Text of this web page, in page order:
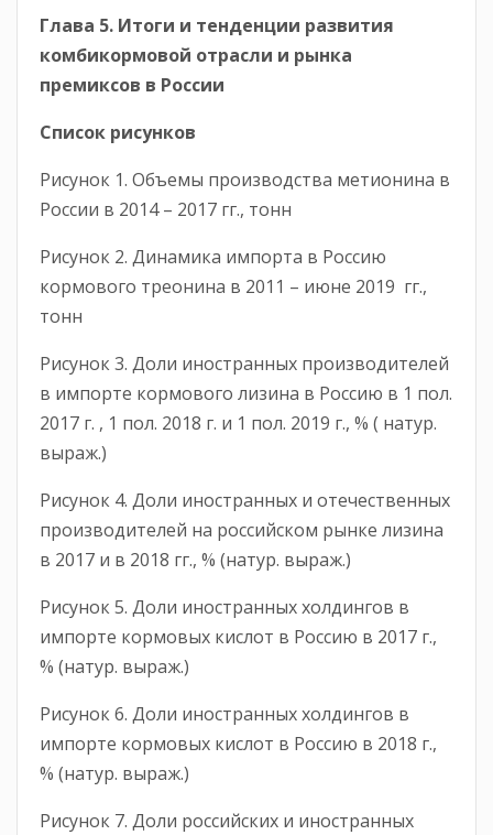
Глава 5. Итоги и тенденции развития
комбикормовой отрасли и рынка
премиксов в России
Список рисунков
Рисунок 1. Объемы производства метионина в
России в 2014 – 2017 гг., тонн
Рисунок 2. Динамика импорта в Россию
кормового треонина в 2011 – июне 2019 гг.,
тонн
Рисунок 3. Доли иностранных производителей
в импорте кормового лизина в Россию в 1 пол.
2017 г. , 1 пол. 2018 г. и 1 пол. 2019 г., % ( натур.
выраж.)
Рисунок 4. Доли иностранных и отечественных
производителей на российском рынке лизина
в 2017 и в 2018 гг., % (натур. выраж.)
Рисунок 5. Доли иностранных холдингов в
импорте кормовых кислот в Россию в 2017 г.,
% (натур. выраж.)
Рисунок 6. Доли иностранных холдингов в
импорте кормовых кислот в Россию в 2018 г.,
% (натур. выраж.)
Рисунок 7. Доли российских и иностранных